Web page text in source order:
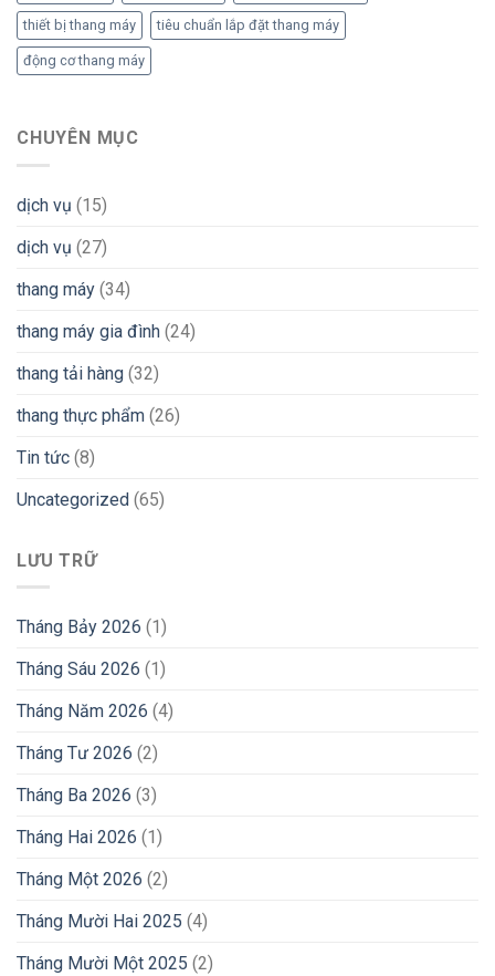
thiết bị thang máy tiêu chuẩn lắp đặt thang máy
động cơ thang máy
CHUYÊN MỤC
dịch vụ (15)
dịch vụ (27)
thang máy (34)
thang máy gia đình (24)
thang tải hàng (32)
thang thực phẩm (26)
Tin tức (8)
Uncategorized (65)
LƯU TRỮ
Tháng Bảy 2026 (1)
Tháng Sáu 2026 (1)
Tháng Năm 2026 (4)
Tháng Tư 2026 (2)
Tháng Ba 2026 (3)
Tháng Hai 2026 (1)
Tháng Một 2026 (2)
Tháng Mười Hai 2025 (4)
Tháng Mười Một 2025 (2)